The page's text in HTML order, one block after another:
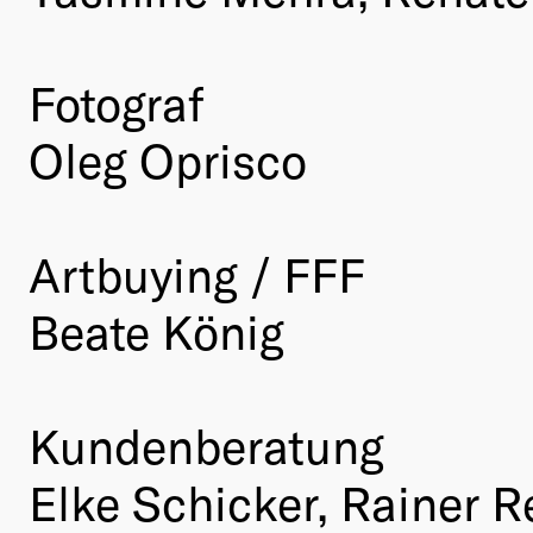
Fotograf
Oleg Oprisco
Artbuying / FFF
Beate König
Kundenberatung
Elke Schicker, Rainer